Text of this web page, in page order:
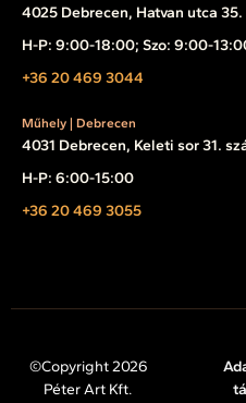
4025 Debrecen, Hatvan utca 35.
H-P: 9:00-18:00; Szo: 9:00-
+36 20 469 3044
Műhely | Debrecen
4031 Debrecen, Keleti sor 31.
H-P: 6:00-15:00
+36 20 469 3055
©Copyright 2026
Péter Art Kft.